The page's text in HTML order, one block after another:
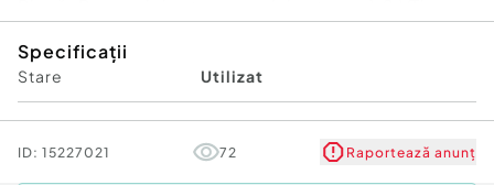
Garanție
Specificații
Stare Utilizat
ID: 15227021 72 Raportează anunț